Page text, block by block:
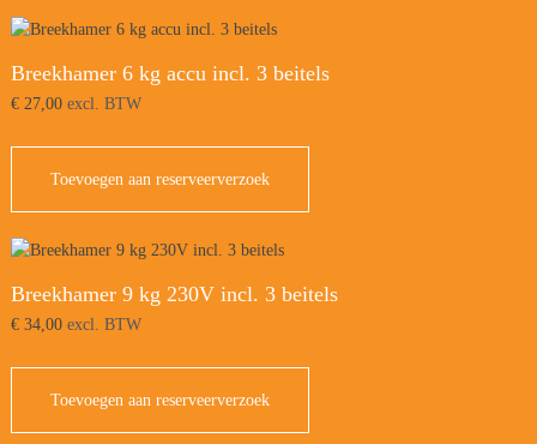
Breekhamer 6 kg accu incl. 3 beitels
€27,00excl. BTW
Toevoegen aan reserveerverzoek
Breekhamer 9 kg 230V incl. 3 beitels
€34,00excl. BTW
Toevoegen aan reserveerverzoek